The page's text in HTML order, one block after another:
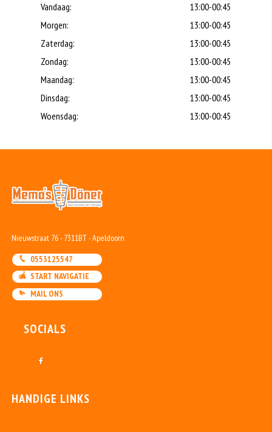
Vandaag:
13:00-00:45
Morgen:
13:00-00:45
Zaterdag:
13:00-00:45
Zondag:
13:00-00:45
Maandag:
13:00-00:45
Dinsdag:
13:00-00:45
Woensdag:
13:00-00:45
Nieuwstraat 76 - 7311BT - Apeldoorn
0553125547
START NAVIGATIE
MAIL ONS
SOCIALS
HANDIGE LINKS